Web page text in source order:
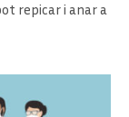
repicar i anar a